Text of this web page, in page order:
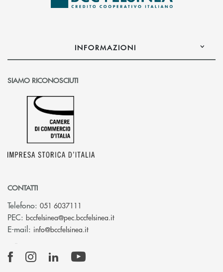
INFORMAZIONI
SIAMO RICONOSCIUTI
CONTATTI
Telefono: 051 6037111
PEC: bccfelsinea@pec.bccfelsinea.it(si apre l’app di posta
E-mail: info@bccfelsinea.it(si apre l’app di posta elettronica)